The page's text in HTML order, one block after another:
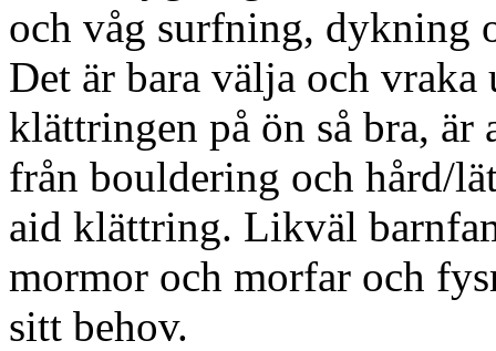
och våg surfning, dykning
Det är bara välja och
klättringen på ön så bra,
från bouldering och hård/
aid klättring. Likväl
mormor och morfar och
sitt behov.